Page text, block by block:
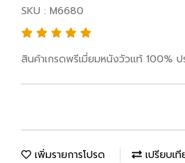
SKU : M6680
สินค้าเกรดพรีเมี่ยมหนังวัวแท้ 100%
เพิ่มรายการโปรด เปรียบเ